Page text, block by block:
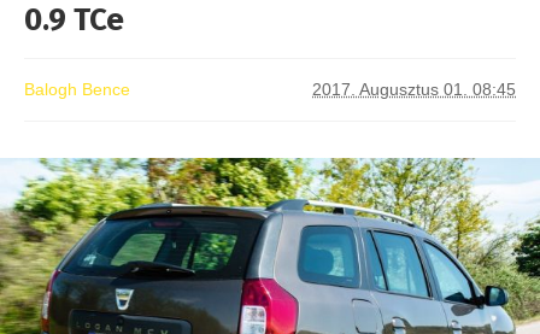
0.9 TCe
Balogh Bence 2017. Augusztus 01. 08:45